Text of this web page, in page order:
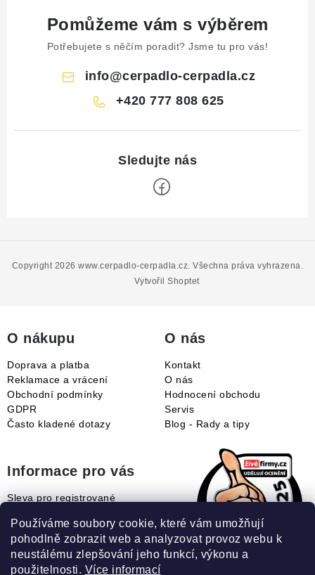
Používáme soubory cookie, které vám umožňují
pohodlně zobrazit web a analyzovat provoz webu k
neustálému zlepšování jeho funkcí, výkonu a
použitelnosti. Více informací
Pomůžeme vám s výběrem
Potřebujete s něčím poradit? Jsme tu pro vás!
info@cerpadlo-cerpadla.cz
+420 777 808 625
Vytvořil Shoptet
Copyright 2026www.cerpadlo-cerpadla.cz. Všechna práva vyhrazena.
O nákupu
Doprava a platba
Reklamace a vrácení
Obchodní podmínky
GDPR
Často kladené dotazy
O nás
Kontakt
O nás
Hodnocení obchodu
Servis
Blog - Rady a tipy
Informace pro vás
Sleva pro registrované
Jak uplatnit slevový kupón?
Jak nakupovat?
Slovník pojmů